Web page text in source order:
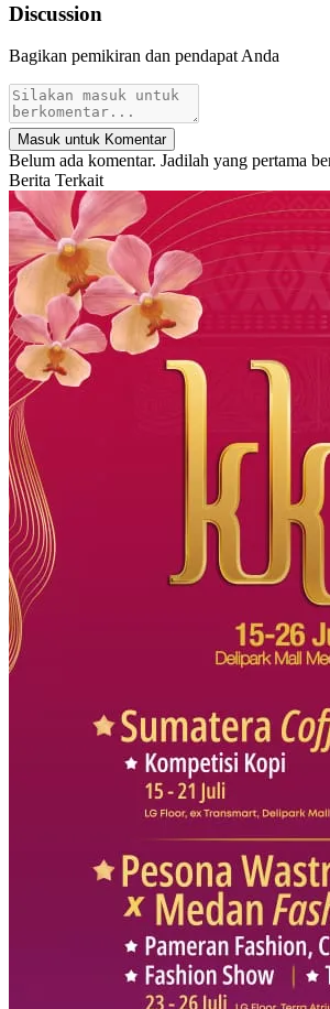
Discussion
Bagikan pemikiran dan pendapat Anda
Masuk untuk Komentar
Belum ada komentar. Jadilah yang pertama
Berita Terkait